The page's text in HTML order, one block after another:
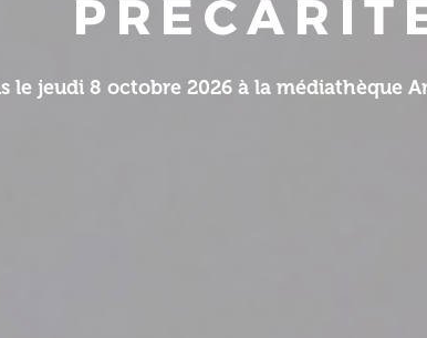
le jeudi 8 octobre 2026 à la médiathèque